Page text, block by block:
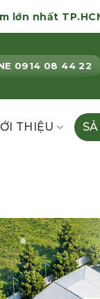
lớn nhất
0914 08 44 22
THIỆU